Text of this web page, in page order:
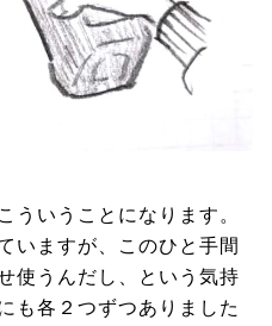
ういうことになります。
いますが、このひと手間
使うんだし、という気持
も各２つずつありました